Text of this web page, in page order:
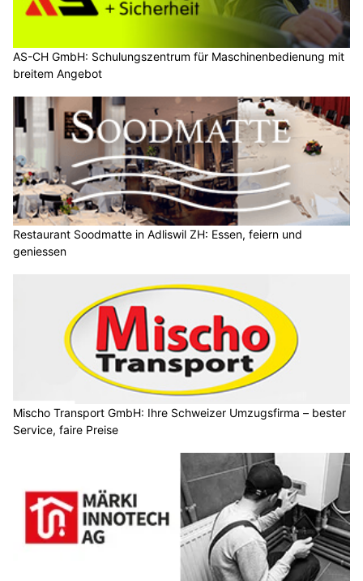
AS-CH GmbH: Schulungszentrum für Maschinenbedienung mit
breitem Angebot
Restaurant Soodmatte in Adliswil ZH: Essen, feiern und
geniessen
Mischo Transport GmbH: Ihre Schweizer Umzugsfirma – bester
Service, faire Preise